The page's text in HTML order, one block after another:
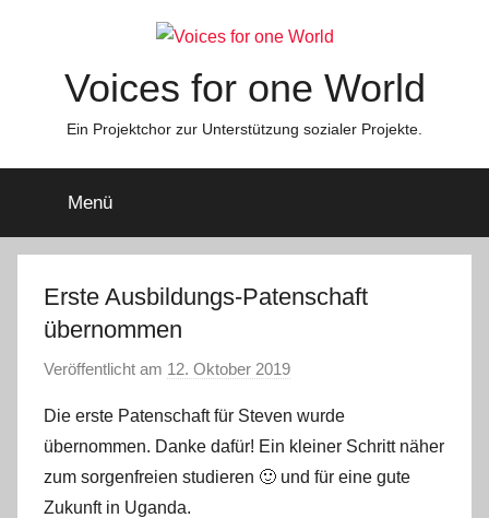
springenVoices for one World
Ein Projektchor zur Unterstützung sozialer Projekte.
Menü
Erste Ausbildungs-Patenschaft
übernommen
Veröffentlicht am 12. Oktober 2019
n
s
t
Die erste Patenschaft für Steven wurde
übernommen. Danke dafür! Ein kleiner Schritt näher
zum sorgenfreien studieren 🙂 und für eine gute
Zukunft in Uganda.